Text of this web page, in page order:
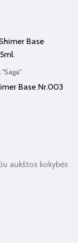
Base Nr.003
aukštos kokybės